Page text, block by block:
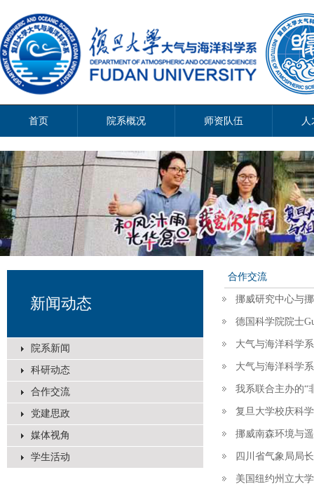
首页 院系概况 师资队伍 人
新闻动态
院系新闻
科研动态
合作交流
党建思政
媒体视角
学生活动
合作交流
挪威研究中心与
德国科学院院士
大气与海洋科学
大气与海洋科学
我系联合主办的“
复旦大学校庆科
挪威南森环境与
四川省气象局局
美国纽约州立大